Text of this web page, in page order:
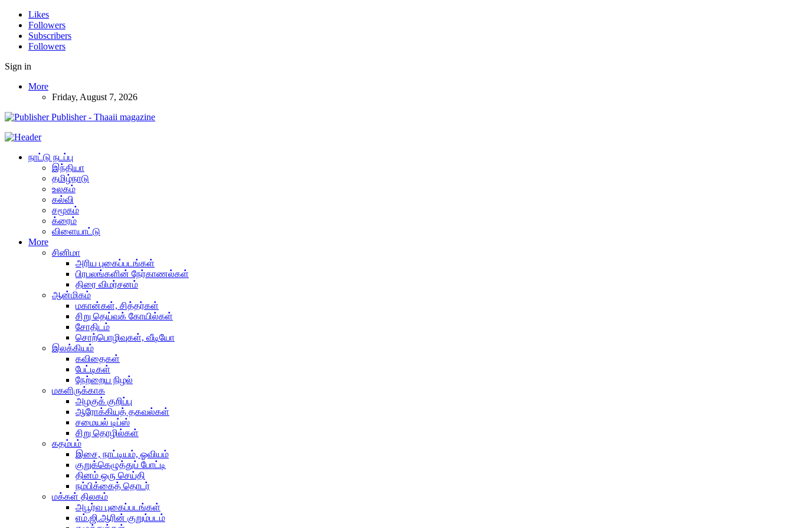
Likes
Followers
Subscribers
Followers
Sign in
More
Friday, August 7, 2026
Publisher - Thaaii magazine
நாட்டு நடப்பு
இந்தியா
தமிழ்நாடு
உலகம்
கல்வி
சமூகம்
க்ரைம்
விளையாட்டு
More
சினிமா
அரிய புகைப்படங்கள்
பிரபலங்களின் நேர்காணல்கள்
திரை விமர்சனம்
ஆன்மிகம்
மகான்கள், சித்தர்கள்
சிறு தெய்வக் கோயில்கள்
சோதிடம்
சொற்பொழிவுகள், வீடியோ
இலக்கியம்
கவிதைகள்
பேட்டிகள்
நேற்றைய நிழல்
மகளிருக்காக
அழகுக் குறிப்பு
ஆரோக்கியத் தகவல்கள்
சமையல் டிப்ஸ்
சிறு தொழில்கள்
கதம்பம்
இசை, நாட்டியம், ஓவியம்
குறுக்கெழுத்துப் போட்டி
தினம் ஒரு செய்தி
நம்பிக்கைத் தொடர்
மக்கள் திலகம்
அபூர்வ புகைப்படங்கள்
எம்.ஜி.ஆரின் குறும்படம்